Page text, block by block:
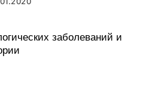
заболеваний и